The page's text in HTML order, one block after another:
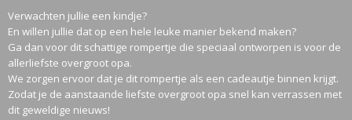
Verwachten jullie een kindje?
En willen jullie dat op een hele leuke manier bekend maken?
Ga dan voor dit schattige rompertje die speciaal ontworpen is voor de
allerliefste overgroot opa.
We zorgen ervoor dat je dit rompertje als een cadeautje binnen krijgt.
Zodat je de aanstaande liefste overgroot opa snel kan verrassen met
dit geweldige nieuws!